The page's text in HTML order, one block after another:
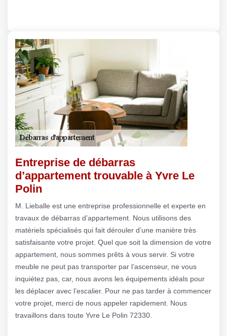
Entreprise de débarras
d’appartement trouvable à Yvre Le
Polin
M. Lieballe est une entreprise professionnelle et experte en
travaux de débarras d’appartement. Nous utilisons des
matériels spécialisés qui fait dérouler d’une manière très
satisfaisante votre projet. Quel que soit la dimension de votre
appartement, nous sommes prêts à vous servir. Si votre
meuble ne peut pas transporter par l’ascenseur, ne vous
inquiétez pas, car, nous avons les équipements idéals pour
les déplacer avec l’escalier. Pour ne pas tarder à commencer
votre projet, merci de nous appeler rapidement. Nous
travaillons dans toute Yvre Le Polin 72330.